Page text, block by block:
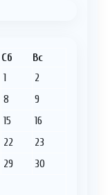
Сб Вс
1
2
8
9
15
16
22
23
29
30